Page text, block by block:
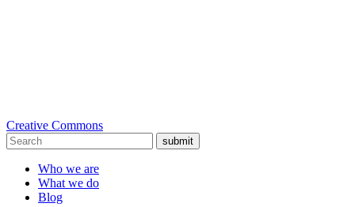
Creative Commons
submit
Who we are
What we do
Blog